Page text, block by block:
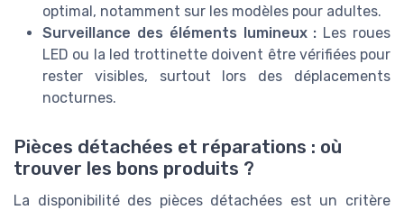
optimal, notamment sur les modèles pour adultes.
Surveillance des éléments lumineux : Les roues
LED ou la led trottinette doivent être vérifiées pour
rester visibles, surtout lors des déplacements
nocturnes.
Pièces détachées et réparations : où
trouver les bons produits ?
La disponibilité des pièces détachées est un critère